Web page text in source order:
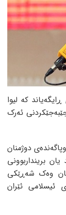
کە لیوا
ئەرک
دوژمنان
برینداربوونی
وەک شەڕێکی
ئیسلامی ئێران